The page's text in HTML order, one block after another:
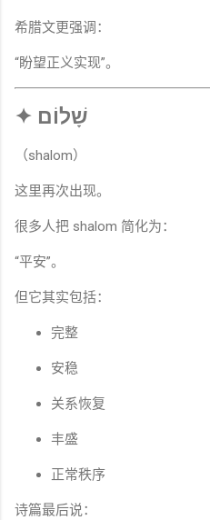
希腊文更强调：
“盼望正义实现”。
✦ שָׁלוֹם
（shalom）
这里再次出现。
很多人把 shalom 简化为：
“平安”。
但它其实包括：
完整
安稳
关系恢复
丰盛
正常秩序
诗篇最后说：